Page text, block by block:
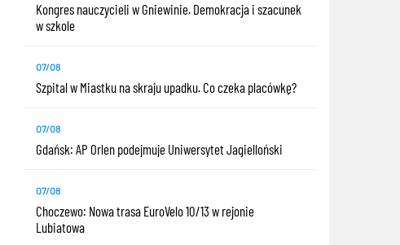
Kongres nauczycieli w Gniewinie. Demokracja i szacunek
w szkole
07/08
Szpital w Miastku na skraju upadku. Co czeka placówkę?
07/08
Gdańsk: AP Orlen podejmuje Uniwersytet Jagielloński
07/08
Choczewo: Nowa trasa EuroVelo 10/13 w rejonie
Lubiatowa